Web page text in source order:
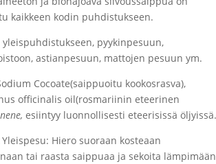
kaikkeen kodin puhdistukseen.
yleispuhdistukseen, pyykinpesuun,
astianpesuun, mattojen pesuun ym.
Cocoate(saippuoitu kookosrasva),
officinalis oil(rosmariinin eteerinen
esiintyy luonnollisesti eteerisissä öljyissä.
Yleispesu: Hiero suoraan kosteaan
tai raasta saippuaa ja sekoita lämpimään